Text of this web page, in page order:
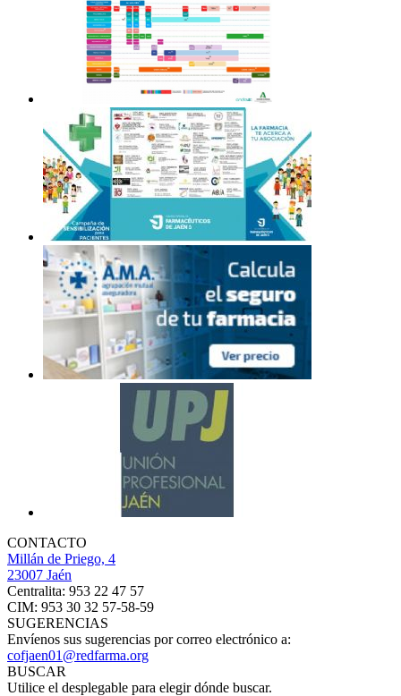
CONTACTO
Millán de Priego, 4
23007 Jaén
Centralita: 953 22 47 57
CIM: 953 30 32 57-58-59
SUGERENCIAS
Envíenos sus sugerencias por correo electrónico a:
cofjaen01@redfarma.org
BUSCAR
Utilice el desplegable para elegir dónde buscar.